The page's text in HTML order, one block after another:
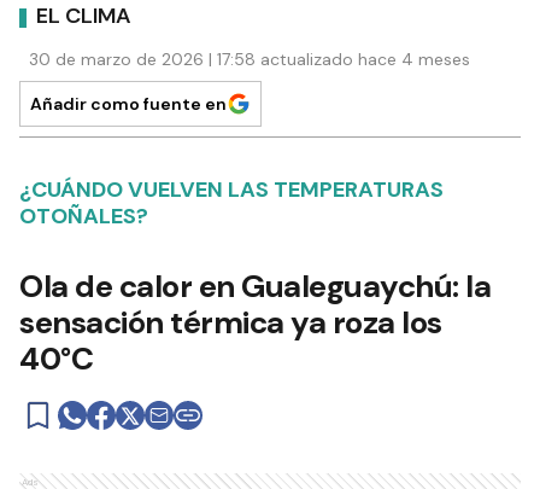
EL CLIMA
30 de marzo de 2026 | 17:58 actualizado hace 4 meses
Añadir como fuente en
¿CUÁNDO VUELVEN LAS TEMPERATURAS
OTOÑALES?
Ola de calor en Gualeguaychú: la
sensación térmica ya roza los
40°C
Ads